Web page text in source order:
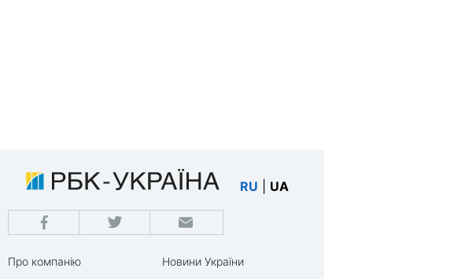
RU UA
Про компанію
Новини України